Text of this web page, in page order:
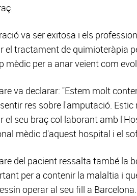
va ser exitosa i els
el tractament de quimioteràpia
mèdic per a anar veient com
va declarar: "Estem molt
res sobre l'amputació.
el seu braç col·laborant amb
mèdic d'aquest hospital i el
del pacient ressalta també la
per a contenir la malaltia i
operar al seu fill a Barcelona.